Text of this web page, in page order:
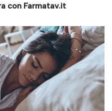
con Farmatav.it